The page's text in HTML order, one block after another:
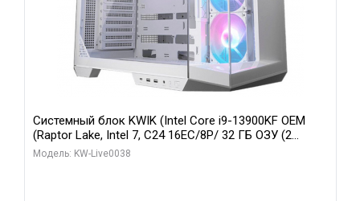
Системный блок KWIK (Intel Core i9-13900KF OEM
(Raptor Lake, Intel 7, C24 16EC/8P/ 32 ГБ ОЗУ (2
модуля)/ Gigabyte RX9070XT GAMING OC 16GB GDDR6
Модель: KW-Live0038